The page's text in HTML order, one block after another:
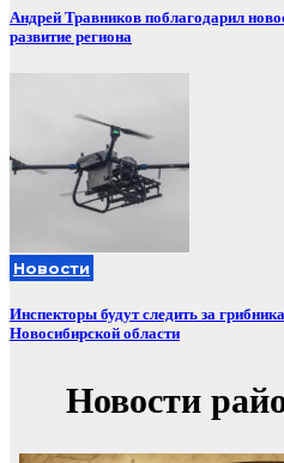
Андрей Травников поблагодарил
развитие региона
Новости
Инспекторы будут следить за
Новосибирской области